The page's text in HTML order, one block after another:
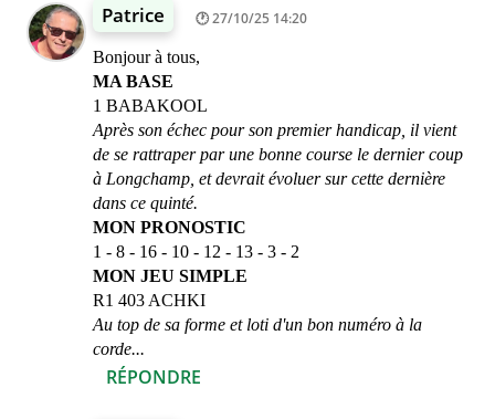
Patrice 27/10/25 14:20
Bonjour à tous,
MA BASE
1 BABAKOOL
Après son échec pour son premier handicap, il vient
de se rattraper par une bonne course le dernier coup
à Longchamp, et devrait évoluer sur cette dernière
dans ce quinté.
MON PRONOSTIC
1 - 8 - 16 - 10 - 12 - 13 - 3 - 2
MON JEU SIMPLE
R1 403 ACHKI
Au top de sa forme et loti d'un bon numéro à la
corde...
RÉPONDRE